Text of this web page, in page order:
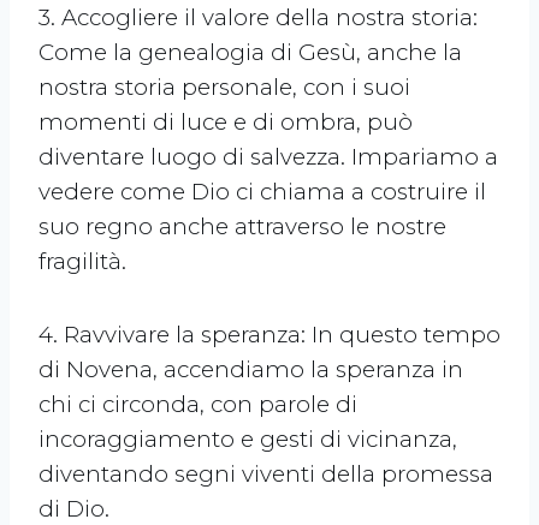
3. Accogliere il valore della nostra storia:
Come la genealogia di Gesù, anche la
nostra storia personale, con i suoi
momenti di luce e di ombra, può
diventare luogo di salvezza. Impariamo a
vedere come Dio ci chiama a costruire il
suo regno anche attraverso le nostre
fragilità.
4. Ravvivare la speranza: In questo tempo
di Novena, accendiamo la speranza in
chi ci circonda, con parole di
incoraggiamento e gesti di vicinanza,
diventando segni viventi della promessa
di Dio.